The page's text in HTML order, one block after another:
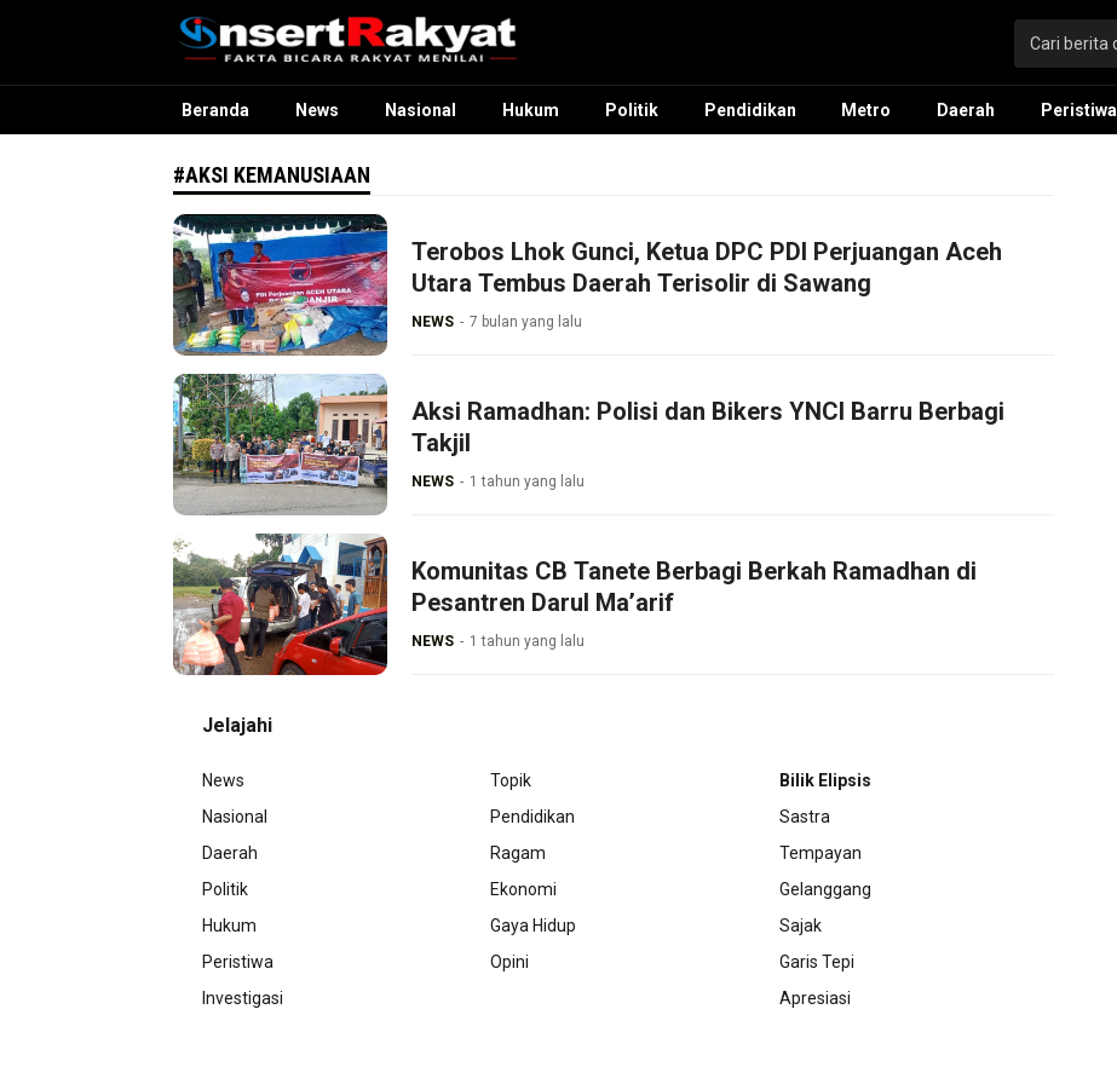
InsertRakyat.com
Fakta Bicara Rakyat Menilai
Beranda News Nasional Hukum Politik Pendidikan Metro Daerah Peristiwa
#AKSI KEMANUSIAAN
Terobos Lhok Gunci, Ketua DPC PDI Perjuangan Aceh
Utara Tembus Daerah Terisolir di Sawang
NEWS 7 bulan yang lalu
Aksi Ramadhan: Polisi dan Bikers YNCI Barru Berbagi
Takjil
NEWS 1 tahun yang lalu
Komunitas CB Tanete Berbagi Berkah Ramadhan di
Pesantren Darul Ma’arif
NEWS 1 tahun yang lalu
Jelajahi
News
Nasional
Daerah
Politik
Hukum
Peristiwa
Investigasi
Topik
Pendidikan
Ragam
Ekonomi
Gaya Hidup
Opini
Bilik Elipsis
Sastra
Tempayan
Gelanggang
Sajak
Garis Tepi
Apresiasi